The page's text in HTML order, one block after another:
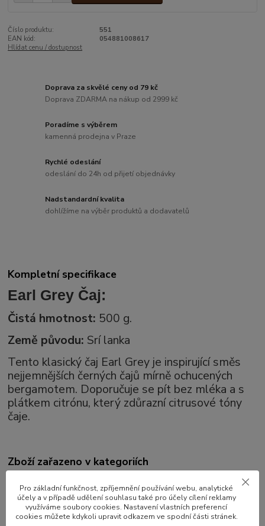
Číslo produktu:
551
EAN kód:
054881008617
Hlídat cenu / dostupnost
Doprava za skvělé ceny od 79 kč
Doprava ZDARMA na nákup od 2999 kč
Poradíme s výběrem
kamenná prodejna v Praze
Rychlé odeslání
odeslání do 24h od přijetí objednávky
Nadstandardní kvalita
dohlížíme na výběr produktů a dodavatelů
Kompletní specifikace
Earl Grey Čaj:
Čistá hmotnost: 500 g.
Země původu: Srí lanka
Tento klasický čaj Earl Grey je inspirující směs
nejjemnějších černých čajů mírně ochucených
bergamotem. Doporučuje se pít bez mléka a s
plátkem citrónu, který zdůrazní citrusové tóny
čaje.
Zboží zařazeno v kategoriích
Černý čaj
Sypané čaje
Pro základní funkčnost, zpříjemnění používání webu, analytické
účely a v případě udělení souhlasu také pro účely cílení reklamy
využíváme soubory cookies. Nastavení vlastních preferencí
cookies můžete kdykoli upravit odkazem ve spodní části stránek.